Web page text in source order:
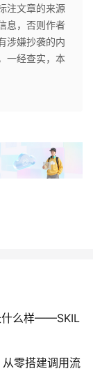
注文章的来源
息，否则作者
涉嫌抄袭的内
一经查实，本
什么样——SKIL
零搭建调用流